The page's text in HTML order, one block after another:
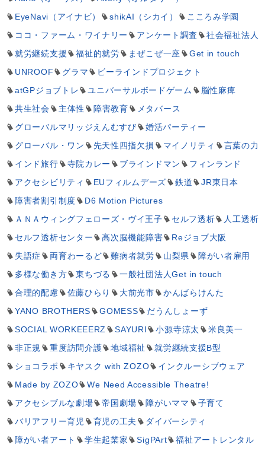
EyeNavi（アイナビ）
shikAI（シカイ）
こころみ学園
ココ・ファーム・ワイナリー
アンケート調査
社会福祉法人
就労継続支援
福祉的就労 まぜこぜ一座
Get in touch
UNROOF
グラマ
ビーラインドプロジェクト
atGPジョブトレ
ユニバーサルボードゲーム
脳性麻痺
共生社会
主体性 障害教育
メタバース
グローバルマリッジえんむすび
婚活パーティー
グローバル・ワン
先天性四指欠損 マイノリティ
言葉の力
インド旅行
寺院カレー ブラインドマン
フィンランド
アクセシビリティ
EUフィルムデーズ 鉄道
JR東日本
障害者割引制度
D6 Motion Pictures
ＡＮＡウィングフェローズ・ヴイ王子
セルフ透析
人工透析
セルフ透析センター
高次脳機能障害
Reジョブ大阪
失語症
両育わーるど 難病者就労 山梨県
障がい者雇用
多様な働き方
東ちづる
一般社団法人Get in touch
合理的配慮
佐藤ひらり 大前光市
かんばらけんた
YANO BROTHERS
GOMESS
だうんしょーず
SOCIAL WORKEEERZ
SAYURI 小源寺涼太
米良美一
非正規
重度訪問介護 地域福祉
就労継続支援B型
ショコラボ
キヤスク with ZOZO
インクルーシブウェア
Made by ZOZO
We Need Accessible Theatre!
アクセシブルな劇場
帝国劇場 障がいママ
子育て
バリアフリー育児
育児の工夫
ダイバーシティ
障がい者アート
学生起業家 SigPArt
福祉アートレンタル